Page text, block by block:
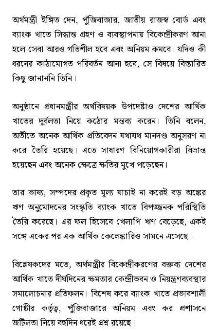
অর্থমন্ত্রী ইঙ্গিত দেন, পুঁজিবাজার, জাতীয় রাজস্ব বোর্ড এবং
ব্যাংক খাতে সিদ্ধান্ত গ্রহণ ও ব্যবস্থাপনায় বিকেন্দ্রীকরণ আনা
হলে সেবা আরও গতিশীল হবে এবং অনিয়ম কমবে। যদিও কী
ধরনের কাঠামোগত পরিবর্তন আনা হবে, সে বিষয়ে বিস্তারিত
কিছু জানাননি তিনি।
অনুষ্ঠানে প্রধানমন্ত্রীর অর্থবিষয়ক উপদেষ্টাও দেশের আর্থিক
খাতের দুর্বলতা নিয়ে কঠোর মন্তব্য করেন। তিনি বলেন,
অতীতে অনেক আর্থিক প্রতিবেদন যথাযথ মানদণ্ড অনুসরণ না
করে তৈরি হয়েছে। এতে সাধারণ বিনিয়োগকারীরা বিভ্রান্ত
হয়েছেন এবং অনেক ক্ষেত্রে ক্ষতির মুখে পড়েছেন।
তার ভাষ্য, সম্পদের প্রকৃত মূল্য যাচাই না করেই বড় অঙ্কের
ঋণ অনুমোদনের সংস্কৃতি ব্যাংক খাতে বিপজ্জনক পরিস্থিতি
তৈরি করেছে। এর ফল হিসেবে খেলাপি ঋণ বেড়েছে, একই
সঙ্গে একের পর এক আর্থিক কেলেঙ্কারিও সামনে এসেছে।
বিশ্লেষকদের মতে, অর্থমন্ত্রীর বিকেন্দ্রীকরণের বক্তব্য দেশের
আর্থিক খাতে দীর্ঘদিনের ক্ষমতার কেন্দ্রীভবন ও নিয়ন্ত্রণব্যবস্থার
সমালোচনার প্রতিফলন। বিশেষ করে ব্যাংক খাতে প্রভাবশালী
গোষ্ঠীর কর্তৃত্ব, পুঁজিবাজারে অনিয়ম এবং কর প্রশাসনে
জটিলতা নিয়ে বহুদিন ধরেই প্রশ্ন রয়েছে।